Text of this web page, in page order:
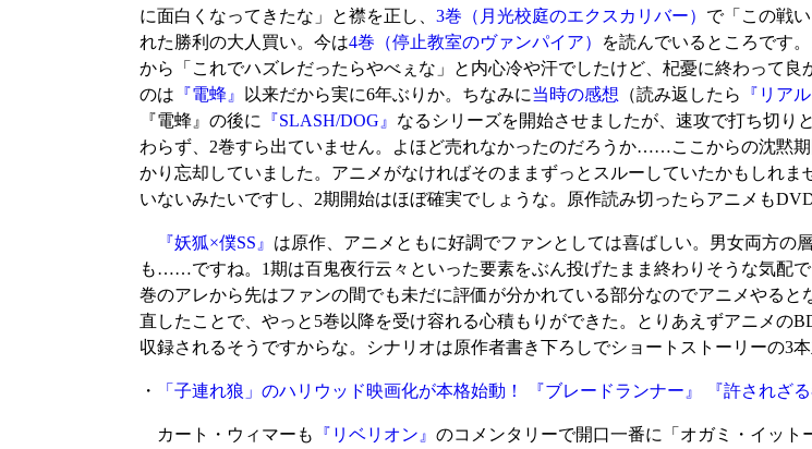
に面白くなってきたな」と襟を正し、 3巻（月光校庭のエクスカリバー） で「この戦
れた勝利の大人買い。今は4巻（停止教室のヴァンパイア）
を読んでいるところです
から「これでハズレだったらやべぇな」と内心冷や汗でしたけど、杞憂に終わって
のは 『電蜂』 以来だから実に6年ぶりか。ちなみに当時の感想 （読み返したら 『リア
『電蜂』の後に
『SLASH/DOG』 なるシリーズを開始させましたが、速攻で打ち切り
わらず、2巻すら出ていません。よほど売れなかったのだろうか……ここからの沈黙
かり忘却していました。アニメがなければそのままずっとスルーしていたかもしれ
いないみたいですし、2期開始はほぼ確実でしょうな。原作読み切ったらアニメも
『妖狐×僕SS』 は原作、アニメともに好調でファンとしては喜ばしい。男女両方の
も……ですね。1期は百鬼夜行云々といった要素をぶん投げたまま終わりそうな気配
巻のアレから先はファンの間でも未だに評価が分かれている部分なのでアニメやる
直したことで、やっと5巻以降を受け容れる心積もりができた。とりあえずアニメの
収録されるそうですからな。シナリオは原作者書き下ろしでショートストーリーの3本
・ 「子連れ狼」のハリウッド映画化が本格始動！ 『ブレードランナー』 『許されざ
カート・ウィマーも 『リベリオン』 のコメンタリーで開口一番に「オガミ・イット